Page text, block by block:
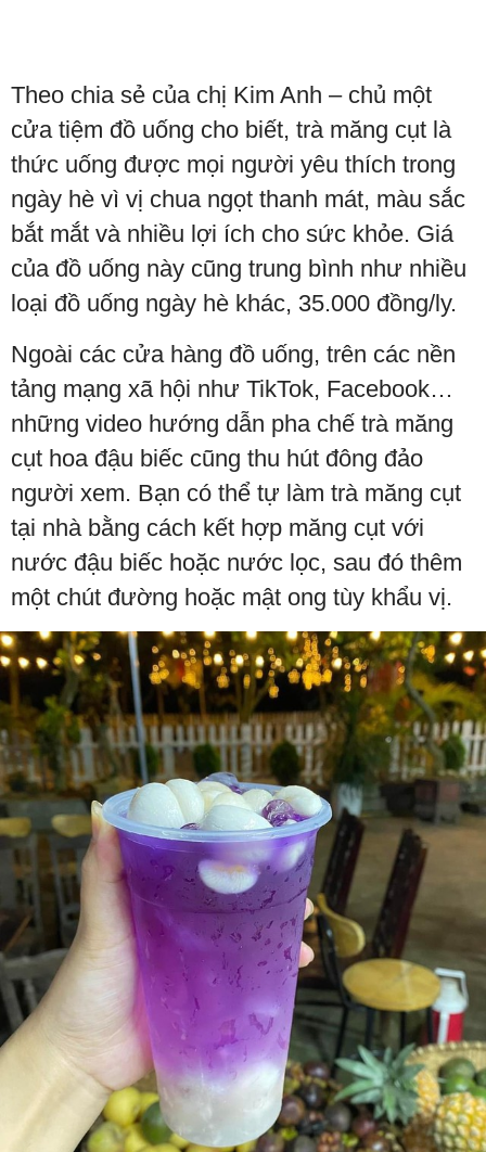
Theo chia sẻ của chị Kim Anh – chủ một
cửa tiệm đồ uống cho biết, trà măng cụt là
thức uống được mọi người yêu thích trong
ngày hè vì vị chua ngọt thanh mát, màu sắc
bắt mắt và nhiều lợi ích cho sức khỏe. Giá
của đồ uống này cũng trung bình như nhiều
loại đồ uống ngày hè khác, 35.000 đồng/ly.
Ngoài các cửa hàng đồ uống, trên các nền
tảng mạng xã hội như TikTok, Facebook…
những video hướng dẫn pha chế trà măng
cụt hoa đậu biếc cũng thu hút đông đảo
người xem. Bạn có thể tự làm trà măng cụt
tại nhà bằng cách kết hợp măng cụt với
nước đậu biếc hoặc nước lọc, sau đó thêm
một chút đường hoặc mật ong tùy khẩu vị.